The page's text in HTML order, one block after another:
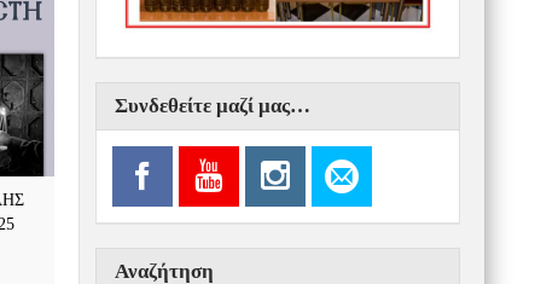
Συνδεθείτε μαζί μας…
Αναζήτηση